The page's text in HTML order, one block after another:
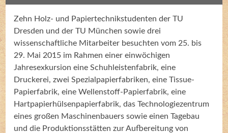
Zehn Holz- und Papiertechnikstudenten der TU
Dresden und der TU München sowie drei
wissenschaftliche Mitarbeiter besuchten vom 25. bis
29. Mai 2015 im Rahmen einer einwöchigen
Jahresexkursion eine Schuhleistenfabrik, eine
Druckerei, zwei Spezialpapierfabriken, eine Tissue-
Papierfabrik, eine Wellenstoff-Papierfabrik, eine
Hartpapierhülsenpapierfabrik, das Technologiezentrum
eines großen Maschinenbauers sowie einen Tagebau
und die Produktionsstätten zur Aufbereitung von